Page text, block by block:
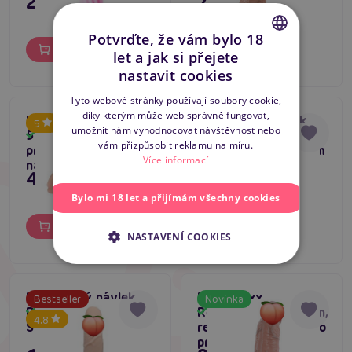
Do košíku Do košíku
5
RealStuff Extender
5.5" (14 cm),
prodlužovací návlek
na penis
Skladem
469 Kč
4.9
Realistický návlek
Pretty Love Penis
Sleeve Medium 16cm
Skladem
149 Kč
Bestseller
4.8
Realistický návlek
Pretty Love Penis
Sleeve Large 18cm
Skladem
Novinka
Realistixxx
RealSleeve Extension,
realistický návlek pro
prodloužení
Skladem
ENGLISH
Potvrďte, že vám bylo 18
let a jak si přejete
nastavit cookies
Tyto webové stránky používají soubory cookie,
díky kterým může web správně fungovat,
umožnit nám vyhodnocovat návštěvnost nebo
vám přizpůsobit reklamu na míru.
Více informací
Bylo mi 18 let a přijímám všechny cookies
NASTAVENÍ COOKIES